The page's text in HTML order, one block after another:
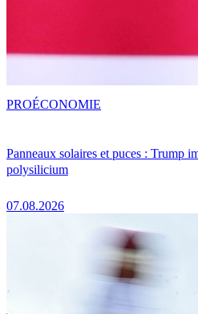
Panneaux solaires et puces : Trump
polysilicium
07.08.2026
PROÉCONOMIE